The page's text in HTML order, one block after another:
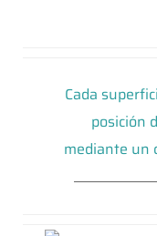
Cada
posición
mediante un